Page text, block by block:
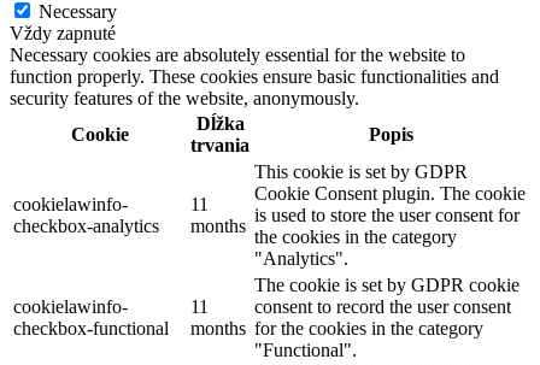
Necessary
Vždy zapnuté
Necessary cookies are absolutely essential for the website to
function properly. These cookies ensure basic functionalities and
security features of the website, anonymously.
Cookie
Dĺžka
trvania
Popis
cookielawinfo-
checkbox-analytics
11
months
This cookie is set by GDPR
Cookie Consent plugin. The cookie
is used to store the user consent for
the cookies in the category
"Analytics".
cookielawinfo-
checkbox-functional
11
months
The cookie is set by GDPR cookie
consent to record the user consent
for the cookies in the category
"Functional".